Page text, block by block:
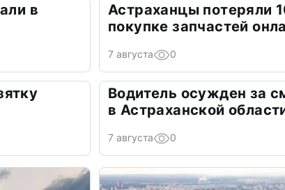
в
Астраханцы потеряли
покупке запчастей
7 августа 0
Водитель осужден за
в Астраханской
7 августа 0